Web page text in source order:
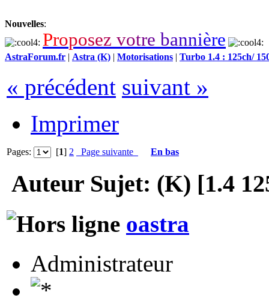
Nouvelles:
Proposez votre bannière
AstraForum.fr | Astra (K) | Motorisations | Turbo 1.4 : 125ch/
« précédent suivant »
Imprimer
Pages: [1] 2 Page suivante En bas
Auteur Sujet: (K) [1.4
oastra
Administrateur